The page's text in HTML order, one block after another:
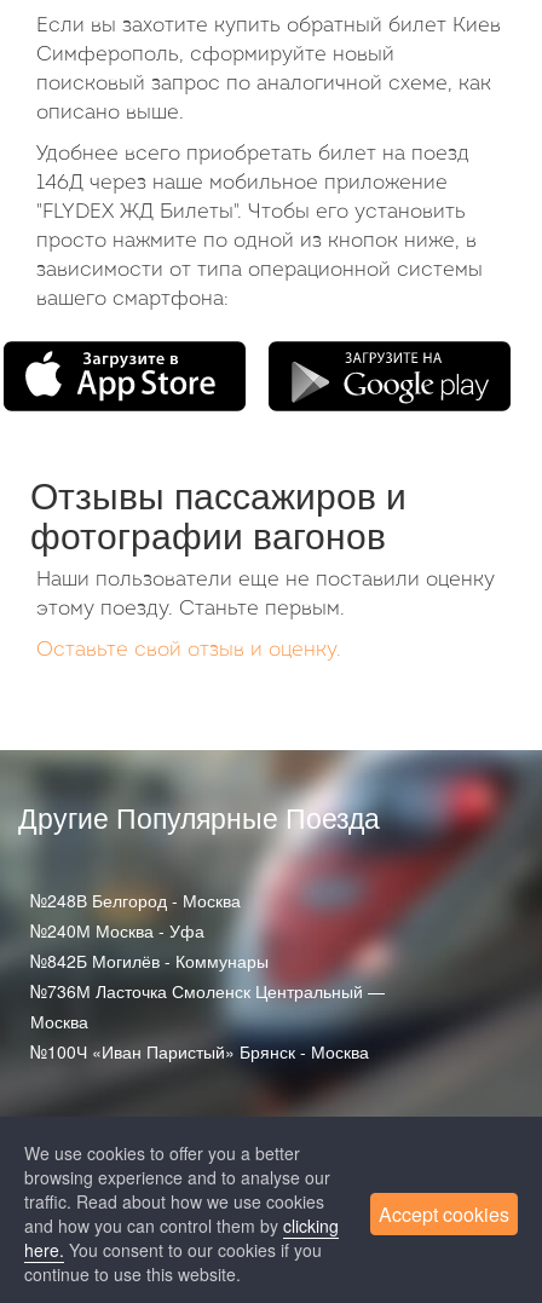
Если вы захотите купить обратный билет Киев
Симферополь, сформируйте новый
поисковый запрос по аналогичной схеме, как
описано выше.
Удобнее всего приобретать билет на поезд
146Д через наше мобильное приложение
"FLYDEX ЖД Билеты". Чтобы его установить
просто нажмите по одной из кнопок ниже, в
зависимости от типа операционной системы
вашего смартфона:
Отзывы пассажиров и
фотографии вагонов
Наши пользователи еще не поставили оценку
этому поезду. Станьте первым.
Оставьте свой отзыв и оценку.
Другие Популярные Поезда
№248В Белгород - Москва
№240М Москва - Уфа
№842Б Могилёв - Коммунары
№736М Ласточка Смоленск Центральный —
Москва
№100Ч «Иван Паристый» Брянск - Москва
ЖД Билеты
+7 (812) 313-64-52
+7 (495) 258-85-87
We use cookies to offer you a better
browsing experience and to analyse our
traffic. Read about how we use cookies
and how you can control them by clicking
here. You consent to our cookies if you
continue to use this website.
Accept cookies